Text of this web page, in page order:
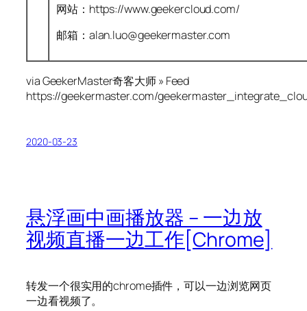
网站：https://www.geekercloud.com/
邮箱：alan.luo@geekermaster.com
via GeekerMaster奇客大师 » Feed
https://geekermaster.com/
2020-03-23
悬浮画中画播放器 – 一边放
视频直播一边工作[Chrome]
转发一个很实用的chrome插件，可以一边浏览网页
一边看视频了。